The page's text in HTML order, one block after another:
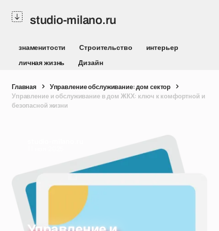
studio-milano.ru
знаменитости Строительство
интерьер
личная жизнь
Дизайн
Главная
Управление обслуживание: дом сектор
Управление и обслуживание в дом ЖКХ: ключ к комфортной и
безопасной жизни